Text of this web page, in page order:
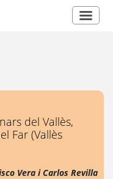
del Vallès,
Far (Vallès
Vera i Carlos Revilla